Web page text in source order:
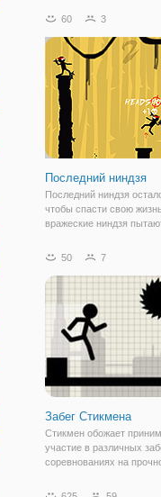
уникальными
стрелять из лука по
играть: -
60 3
Последний ниндзя
Последний ниндзя
чтобы спасти свою
вражеские ниндзя
сюрикен против них
сохранить жизнь в
50 7
Забег Стикмена
Стикмен обожает
участие в различных
соревнованиях на
Стикмена" он снова в